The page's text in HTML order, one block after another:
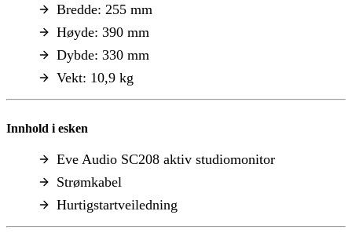
Bredde: 255 mm
Høyde: 390 mm
Dybde: 330 mm
Vekt: 10,9 kg
Innhold i esken
Eve Audio SC208 aktiv studiomonitor
Strømkabel
Hurtigstartveiledning